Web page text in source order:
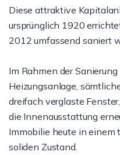
Diese attraktive
ursprünglich 1920
2012 umfassend saniert
Im Rahmen der
Heizungsanlage,
dreifach verglaste
die Innenausstattung
Immobilie heute in einem
soliden Zustand.